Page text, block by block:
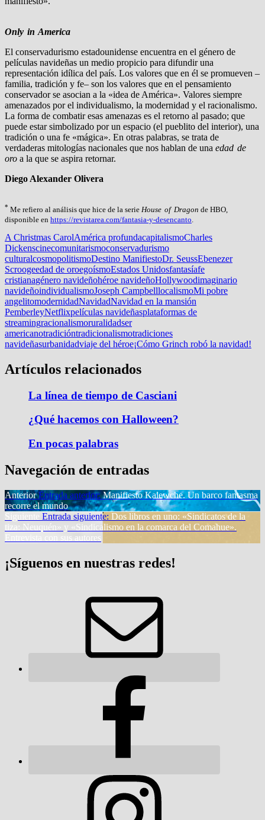
Only in America
El conservadurismo estadounidense encuentra en el género de
películas navideñas un medio propicio para difundir una
representación idílica del país. Los valores que en él se promueven –
familia, tradición y fe– son los valores que en el pensamiento
conservador se asocian a la «idea de América». Valores siempre
amenazados por el individualismo, la modernidad y el racionalismo.
La forma de combatir esas amenazas es el retorno al pasado; que
puede estar simbolizado por un espacio (el pueblito del interior), una
tradición o una fe «mágica». En otras palabras, se trata de
verdaderas mitologías nacionales que nos hablan de una edad de
oro a la que se aspira retornar.
Diego Alexander Olivera
* Me refiero al análisis que hice de la serie House of Dragon de HBO,
disponible en https://revistarea.com/fantasia-y-desencanto
A Christmas CarolAmérica profundacapitalismoCharles
Dickenscinecomunitarismoconservadurismo
culturalcosmopolitismoDestino ManifiestoDr. SeussEbenezer
Scroogeedad de oroegoísmoEstados Unidosfantasíafe
cristianagénero navideñohéroe navideñoHollywoodimaginario
navideñoindividualismoJoseph CampbelllocalismoMi pobre
angelitomodernidadNavidadNavidad en la mansión
PemberleyNetflixpelículas navideñasplataformas de
streamingracionalismoruralidadser
americanotradicióntradicionalismotradiciones
navideñasurbanidadviaje del héroe¡Cómo Grinch robó la navidad!
Artículos relacionados
La línea de tiempo de Casciani
¿Qué hacemos con Halloween?
En pocas palabras
Navegación de entradas
Anterior Entrada anterior: Manifiesto Kalewche. Un barco fantasma
recorre el mundo
Siguiente Entrada siguiente: Dos libros en uno: «Sindicatos de la
tiza: Neuquén» y «Sindicalismo en la comarca del Comahue».
Entrevista con sus autores
¡Síguenos en nuestras redes!